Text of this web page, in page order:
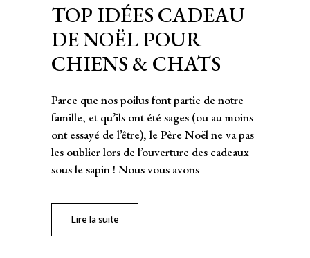
TOP IDÉES CADEAU
DE NOËL POUR
CHIENS & CHATS
Parce que nos poilus font partie de notre
famille, et qu’ils ont été sages (ou au moins
ont essayé de l’être), le Père Noël ne va pas
les oublier lors de l’ouverture des cadeaux
sous le sapin ! Nous vous avons
Lire la suite